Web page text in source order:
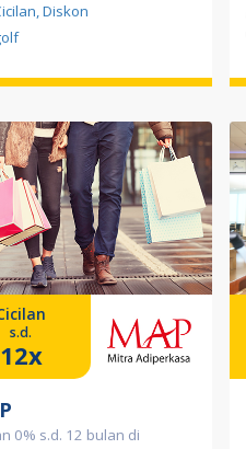
Diskon
s.d.
12x
0% s.d. 12 bulan di